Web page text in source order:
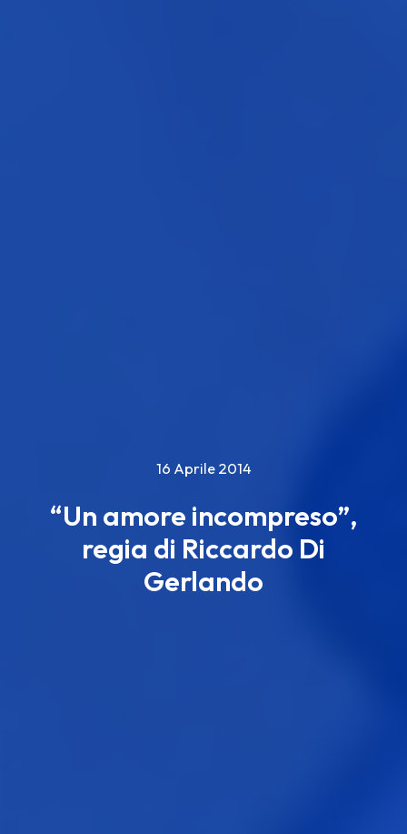
16 Aprile 2014
“Un amore incompreso”,
regia di Riccardo Di
Gerlando